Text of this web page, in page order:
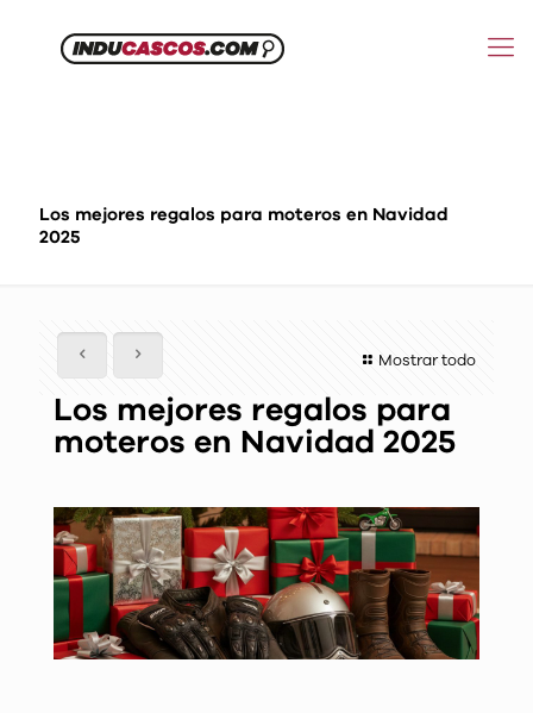
Los mejores regalos para moteros en Navidad
2025
Mostrar todo
Los mejores regalos para
moteros en Navidad 2025